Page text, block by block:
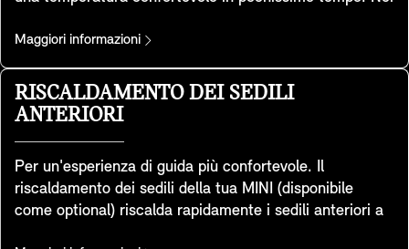
la guida, rendendo l'esperienza in vettura molto più
piacevole. Sempre nel rispetto dell'ambiente. Il sistema
di riscaldamento del volante, infatti, è efficiente, in
quanto consente di non dover riscaldare l’intero
Maggiori informazioni
RISCALDAMENTO DEI SEDILI
ANTERIORI
Per un'esperienza di guida più confortevole. Il
riscaldamento dei sedili della tua MINI (disponibile
come optional) riscalda rapidamente i sedili anteriori a